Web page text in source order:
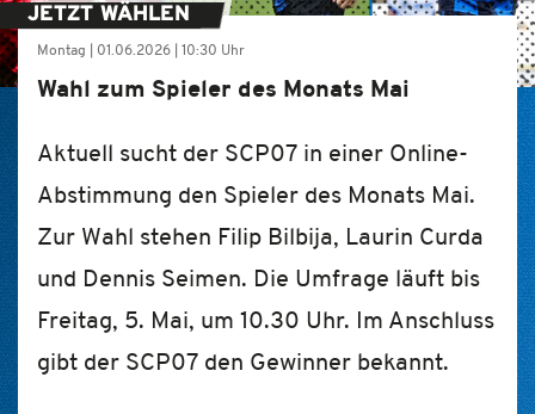
JETZT WÄHLEN
Montag | 01.06.2026 | 10:30 Uhr
Wahl zum Spieler des Monats Mai
Aktuell sucht der SCP07 in einer Online-
Abstimmung den Spieler des Monats Mai.
Zur Wahl stehen Filip Bilbija, Laurin Curda
und Dennis Seimen. Die Umfrage läuft bis
Freitag, 5. Mai, um 10.30 Uhr. Im Anschluss
gibt der SCP07 den Gewinner bekannt.